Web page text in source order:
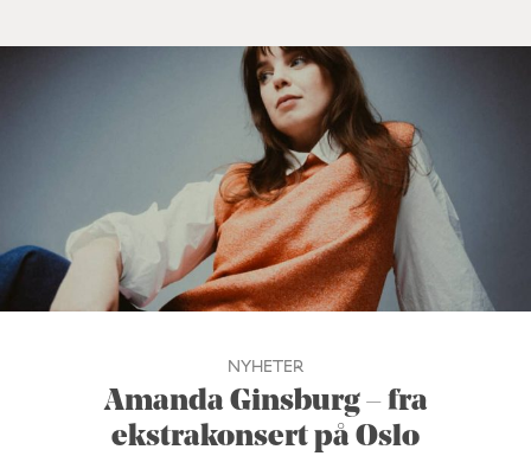
NYHETER
Amanda Ginsburg – fra
ekstrakonsert på Oslo